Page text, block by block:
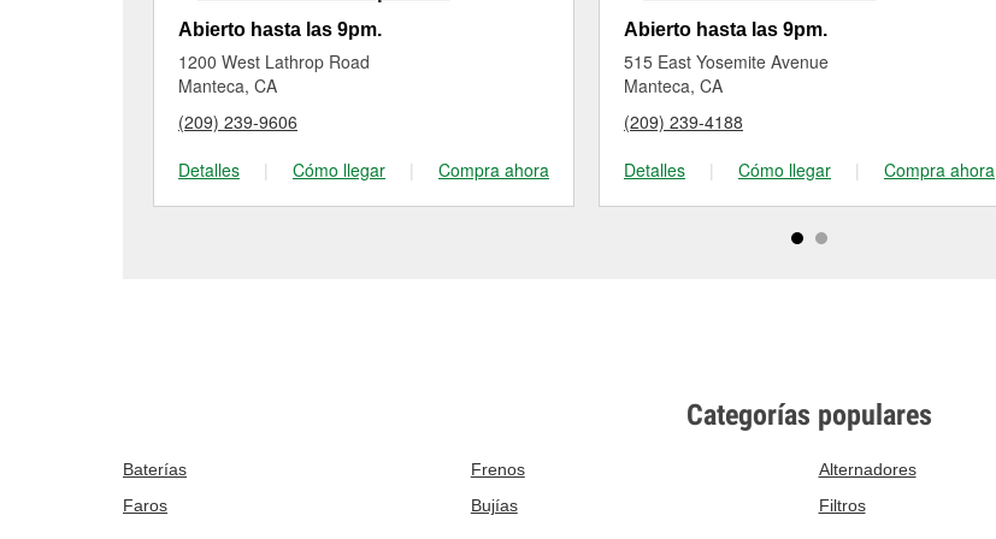
Abierto hasta las 9pm.
1200 West Lathrop Road
Manteca, CA
(209) 239-9606
Detalles
| Cómo llegar | Compra ahora
Abierto hasta las 9pm.
515 East Yosemite Avenue
Manteca, CA
(209) 239-4188
Detalles
| Cómo llegar | Compra ahora
Categorías populares
Baterías Frenos Alternadores
Faros
Bujías Filtros